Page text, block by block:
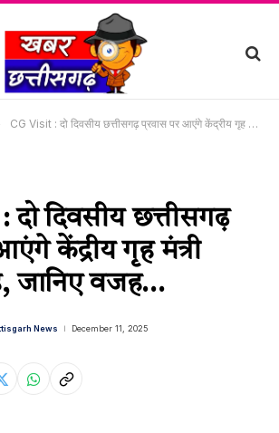
CG Visit : दो दिवसीय छत्तीसगढ़ प्रवास पर आएंगे केंद्रीय गृह मंत्री अमित शाह, जानिए वजह…
दिवसीय छत्तीसगढ़
केंद्रीय गृह मंत्री
जानिए वजह…
News December 11, 2025